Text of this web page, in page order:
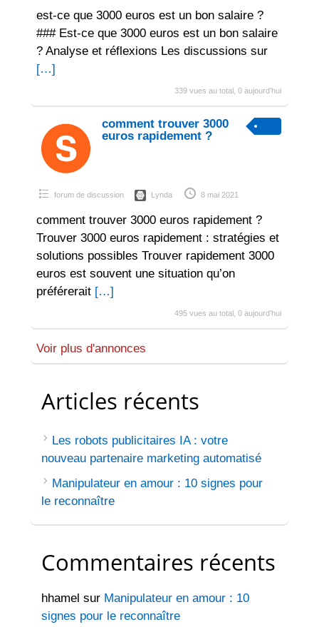
est-ce que 3000 euros est un bon salaire ?
### Est-ce que 3000 euros est un bon salaire
? Analyse et réflexions Les discussions sur
[…]
339 vues au total, 0 aujourd'hui
comment trouver 3000
euros rapidement ?
forum de discussion Lynda 8 mai 2021
comment trouver 3000 euros rapidement ?
Trouver 3000 euros rapidement : stratégies et
solutions possibles Trouver rapidement 3000
euros est souvent une situation qu’on
préférerait […]
495 vues au total, 0 aujourd'hui
Voir plus d'annonces
Articles récents
Les robots publicitaires IA : votre
nouveau partenaire marketing automatisé
Manipulateur en amour : 10 signes pour
le reconnaître
Commentaires récents
hhamel sur Manipulateur en amour : 10
signes pour le reconnaître